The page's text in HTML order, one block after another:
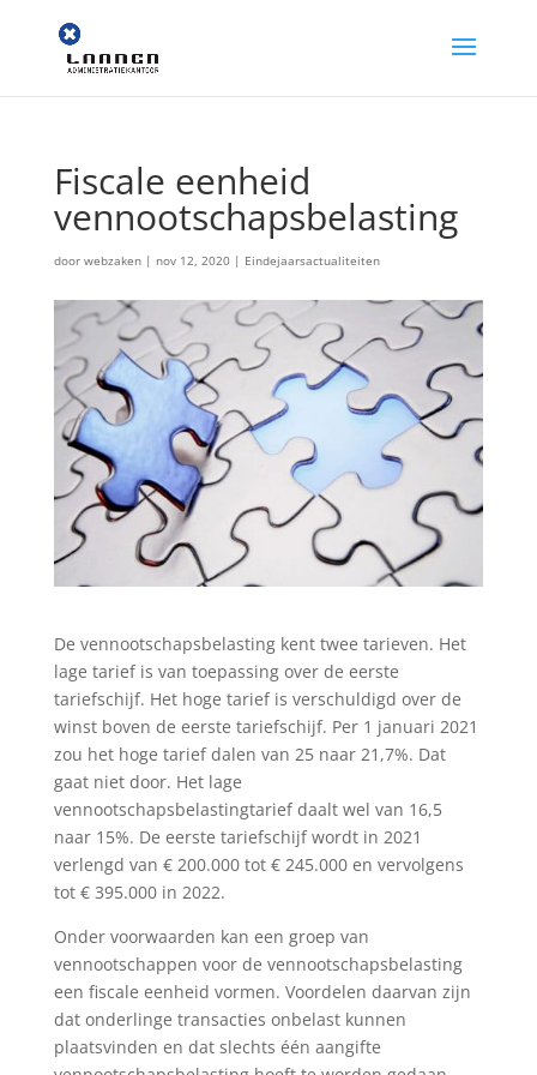
Fiscale eenheid
vennootschapsbelasting
door webzaken| nov 12, 2020| Eindejaarsactualiteiten
De vennootschapsbelasting kent twee tarieven. Het
lage tarief is van toepassing over de eerste
tariefschijf. Het hoge tarief is verschuldigd over de
winst boven de eerste tariefschijf. Per 1 januari 2021
zou het hoge tarief dalen van 25 naar 21,7%. Dat
gaat niet door. Het lage
vennootschapsbelastingtarief daalt wel van 16,5
naar 15%. De eerste tariefschijf wordt in 2021
verlengd van € 200.000 tot € 245.000 en vervolgens
tot € 395.000 in 2022.
Onder voorwaarden kan een groep van
vennootschappen voor de vennootschapsbelasting
een fiscale eenheid vormen. Voordelen daarvan zijn
dat onderlinge transacties onbelast kunnen
plaatsvinden en dat slechts één aangifte